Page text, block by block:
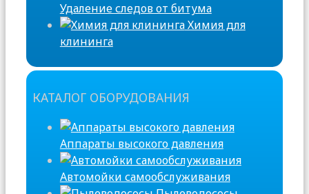
Удаление следов от битума
Химия для
клининга
КАТАЛОГ ОБОРУДОВАНИЯ
Аппараты высокого давления
Автомойки самообслуживания